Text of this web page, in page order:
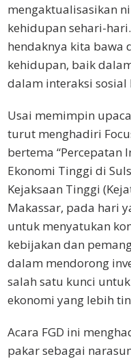
mengaktualisasikan
kehidupan sehari-
hendaknya kita bawa
kehidupan, baik
dalam interaksi sosial
Usai memimpin
turut menghadiri
bertema “Percepatan
Ekonomi Tinggi di
Kejaksaan Tinggi
Makassar, pada hari
untuk menyatukan
kebijakan dan
dalam mendorong
salah satu kunci
ekonomi yang lebih
Acara FGD ini
pakar sebagai